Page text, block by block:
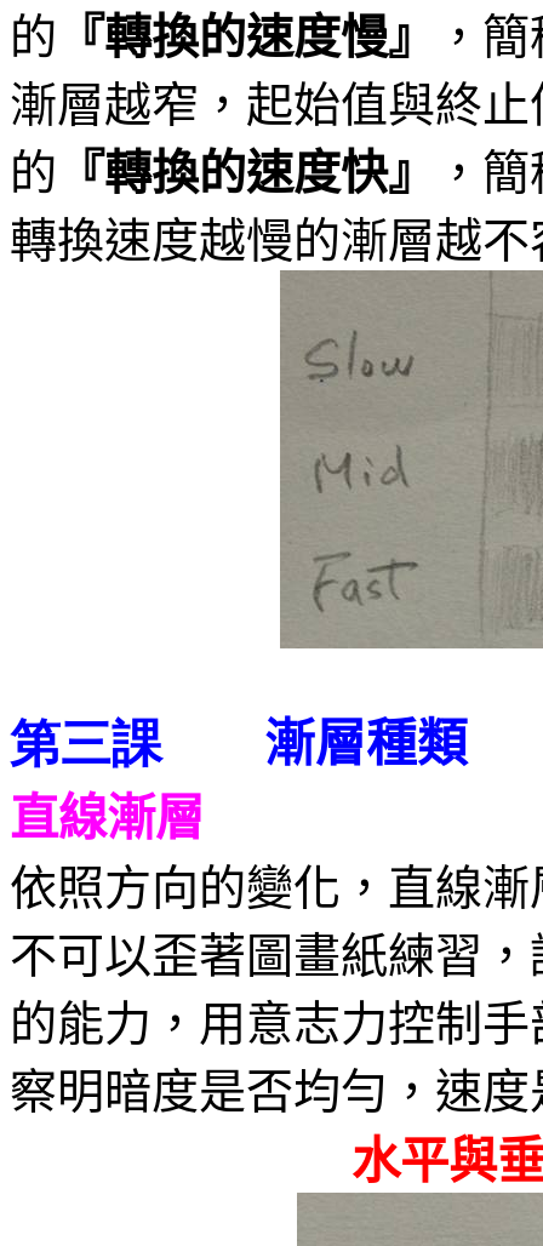
的 『轉換的速度慢』
，
漸層越窄，起始值與終
的 『轉換的速度快』
，
轉換速度越慢的漸層越
第三課 漸層種類
直線漸層
依照方向的變化，直線
不可以歪著圖畫紙練習
的能力，用意志力控制
察明暗度是否均勻，速
水平與